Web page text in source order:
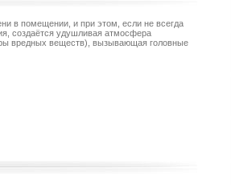
в помещении, и при этом, если не всегда
создаётся удушливая атмосфера
вредных веществ), вызывающая головные